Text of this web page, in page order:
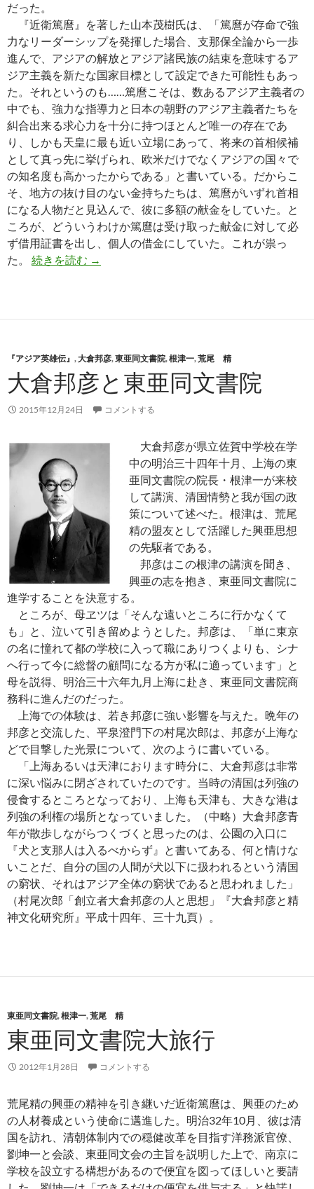
だった。
『近衛篤麿』を著した山本茂樹氏は、「篤麿が存命で強
力なリーダーシップを発揮した場合、支那保全論から一歩
進んで、アジアの解放とアジア諸民族の結束を意味するア
ジア主義を新たな国家目標として設定できた可能性もあっ
た。それというのも……篤麿こそは、数あるアジア主義者の
中でも、強力な指導力と日本の朝野のアジア主義者たちを
糾合出来る求心力を十分に持つほとんど唯一の存在であ
り、しかも天皇に最も近い立場にあって、将来の首相候補
として真っ先に挙げられ、欧米だけでなくアジアの国々で
の知名度も高かったからである」と書いている。だからこ
そ、地方の抜け目のない金持ちたちは、篤麿がいずれ首相
になる人物だと見込んで、彼に多額の献金をしていた。と
ころが、どういうわけか篤麿は受け取った献金に対して必
ず借用証書を出し、個人の借金にしていた。これが祟っ
た。 続きを読む 近衛篤麿─東亜同文書院に込めた中国保全の
→
『アジア英雄伝』 ,大倉邦彦,東亜同文書院,根津一,荒尾 精
大倉邦彦と東亜同文書院
2015年12月24日 コメントする
大倉邦彦が県立佐賀中学校在学
中の明治三十四年十月、上海の東
亜同文書院の院長・根津一が来校
して講演、清国情勢と我が国の政
策について述べた。根津は、荒尾
精の盟友として活躍した興亜思想
の先駆者である。
邦彦はこの根津の講演を聞き、
興亜の志を抱き、東亜同文書院に
進学することを決意する。
ところが、母ヱツは「そんな遠いところに行かなくて
も」と、泣いて引き留めようとした。邦彦は、「単に東京
の名に憧れて都の学校に入って職にありつくよりも、シナ
へ行って今に総督の顧問になる方が私に適っています」と
母を説得、明治三十六年九月上海に赴き、東亜同文書院商
務科に進んだのだった。
上海での体験は、若き邦彦に強い影響を与えた。晩年の
邦彦と交流した、平泉澄門下の村尾次郎は、邦彦が上海な
どで目撃した光景について、次のように書いている。
「上海あるいは天津におります時分に、大倉邦彦は非常
に深い悩みに閉ざされていたのです。当時の清国は列強の
侵食するところとなっており、上海も天津も、大きな港は
列強の利権の場所となっていました。（中略）大倉邦彦青
年が散歩しながらつくづくと思ったのは、公園の入口に
『犬と支那人は入るべからず』と書いてある、何と情けな
いことだ、自分の国の人間が犬以下に扱われるという清国
の窮状、それはアジア全体の窮状であると思われました」
（村尾次郎「創立者大倉邦彦の人と思想」『大倉邦彦と精
神文化研究所』平成十四年、三十九頁）。
東亜同文書院,根津一,荒尾 精
東亜同文書院大旅行
2012年1月28日 コメントする
荒尾精の興亜の精神を引き継いだ近衛篤麿は、興亜のため
の人材養成という使命に邁進した。明治32年10月、彼は清
国を訪れ、清朝体制内での穏健改革を目指す洋務派官僚、
劉坤一と会談、東亜同文会の主旨を説明した上で、南京に
学校を設立する構想があるので便宜を図ってほしいと要請